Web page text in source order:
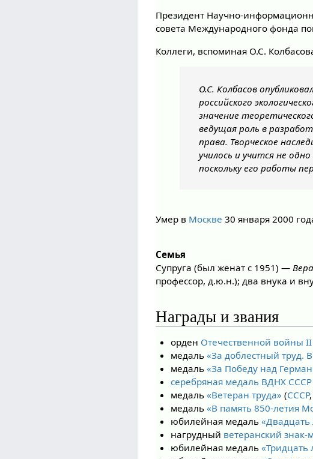
Президент Научно-
совета Международного фонда
Коллеги, вспоминая О.С.
О.С. Колбасов
российского
значение
ведущая роль в
права. Творческое
училось и учится не
поскольку его работы
Умер в Москве 30 января 2000
Семья
Супруга (был женат с 1951) —
профессор, д.ю.н.); два внука и
Награды и звания
орден Отечественной войны II
медаль «За доблестный труд.
медаль «За Победу над
серебряная медаль ВДНХ СССР
медаль «Ветеран труда» (СССР
медаль «В память 850-летия
юбилейная медаль
нагрудный ветеранский
юбилейная медаль «Тридцать